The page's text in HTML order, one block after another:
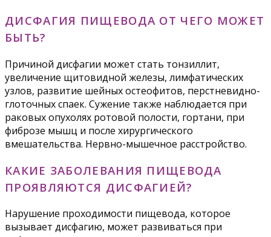
ДИСФАГИЯ ПИЩЕВОДА ОТ ЧЕГО МОЖЕТ
БЫТЬ?
Причиной дисфагии может стать тонзиллит,
увеличение щитовидной железы, лимфатических
узлов, развитие шейных остеофитов, перстневидно-
глоточных спаек. Сужение также наблюдается при
раковых опухолях ротовой полости, гортани, при
фиброзе мышц и после хирургического
вмешательства. Нервно-мышечное расстройство.
КАКИЕ ЗАБОЛЕВАНИЯ ПИЩЕВОДА
ПРОЯВЛЯЮТСЯ ДИСФАГИЕЙ?
Нарушение проходимости пищевода, которое
вызывает дисфагию, может развиваться при